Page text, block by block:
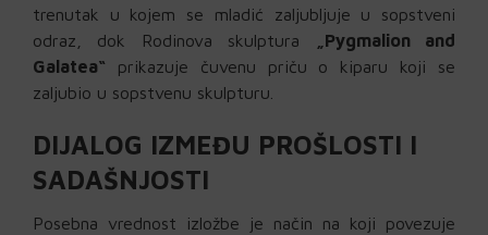
trenutak u kojem se mladić zaljubljuje u sopstveni
odraz, dok Rodinova skulptura
„Pygmalion and
Galatea“ prikazuje čuvenu priču o kiparu koji se
zaljubio u sopstvenu skulpturu.
DIJALOG IZMEĐU PROŠLOSTI I
SADAŠNJOSTI
Posebna vrednost izložbe je način na koji povezuje